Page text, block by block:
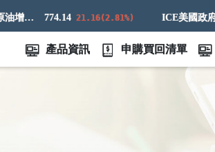
標普高盛原油增強超額回報指數 774.14 21.16(2.81%)
產品資訊 申購買回清單